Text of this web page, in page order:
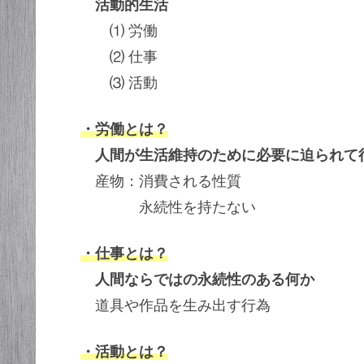
活動的生活
⑴ 労働
⑵ 仕事
⑶ 活動
・労働とは？
人間が生活維持のために必要に迫られて
産物：消費される性質
永続性を持たない
・仕事とは？
人間ならではの永続性のある何か
道具や作品を生み出す行為
・活動とは？